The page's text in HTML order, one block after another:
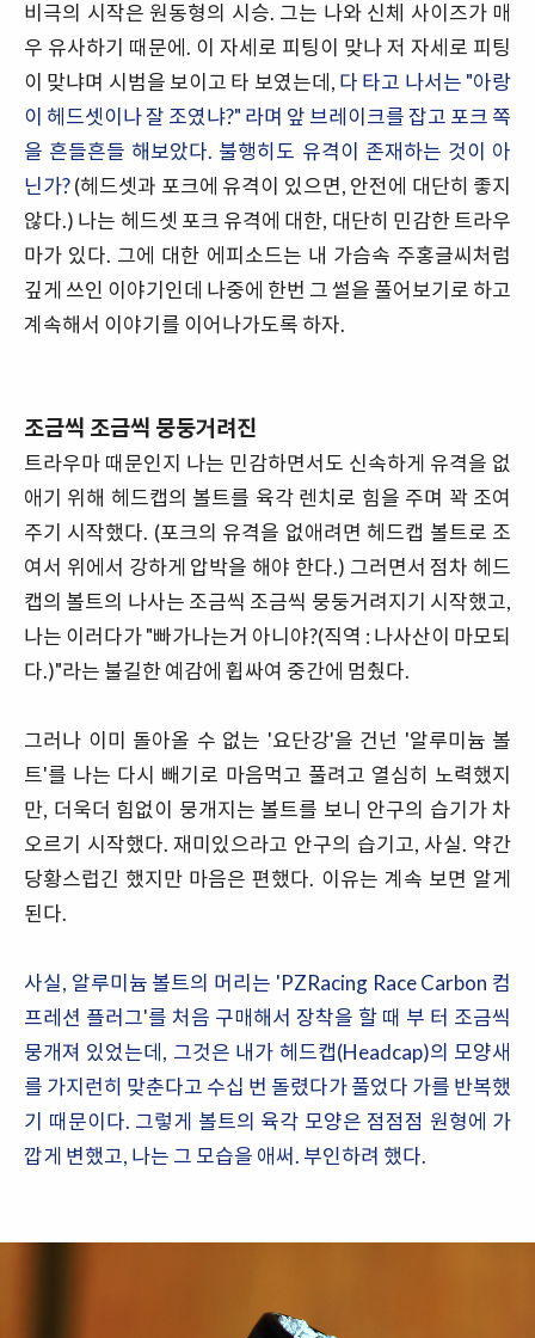
비극의 시작은 원동형의 시승. 그는 나와 신체 사이즈가 매
우 유사하기 때문에. 이 자세로 피팅이 맞나 저 자세로 피팅
이 맞냐며 시범을 보이고 타 보였는데, 다 타고 나서는 "아랑
이 헤드셋이나 잘 조였냐?" 라며 앞 브레이크를 잡고 포크 쪽
을 흔들흔들 해보았다. 불행히도 유격이 존재하는 것이 아
닌가?(헤드셋과 포크에 유격이 있으면, 안전에 대단히 좋지
않다.) 나는 헤드셋 포크 유격에 대한, 대단히 민감한 트라우
마가 있다. 그에 대한 에피소드는 내 가슴속 주홍글씨처럼
깊게 쓰인 이야기인데 나중에 한번 그 썰을 풀어보기로 하고
계속해서 이야기를 이어나가도록 하자.
조금씩 조금씩 뭉둥거려진
트라우마 때문인지 나는 민감하면서도 신속하게 유격을 없
애기 위해 헤드캡의 볼트를 육각 렌치로 힘을 주며 꽉 조여
주기 시작했다. (포크의 유격을 없애려면 헤드캡 볼트로 조
여서 위에서 강하게 압박을 해야 한다.) 그러면서 점차 헤드
캡의 볼트의 나사는 조금씩 조금씩 뭉둥거려지기 시작했고,
나는 이러다가 "빠가나는거 아니야?(직역 : 나사산이 마모되
다.)"라는 불길한 예감에 휩싸여 중간에 멈췄다.
그러나 이미 돌아올 수 없는 '요단강'을 건넌 '알루미늄 볼
트'를 나는 다시 빼기로 마음먹고 풀려고 열심히 노력했지
만, 더욱더 힘없이 뭉개지는 볼트를 보니 안구의 습기가 차
오르기 시작했다. 재미있으라고 안구의 습기고, 사실. 약간
당황스럽긴 했지만 마음은 편했다. 이유는 계속 보면 알게
된다.
사실, 알루미늄 볼트의 머리는 'PZRacing Race Carbon 컴
프레션 플러그'를 처음 구매해서 장착을 할 때 부 터 조금씩
뭉개져 있었는데, 그것은 내가 헤드캡(Headcap)의 모양새
를 가지런히 맞춘다고 수십 번 돌렸다가 풀었다 가를 반복했
기 때문이다. 그렇게 볼트의 육각 모양은 점점점 원형에 가
깝게 변했고, 나는 그 모습을 애써. 부인하려 했다.